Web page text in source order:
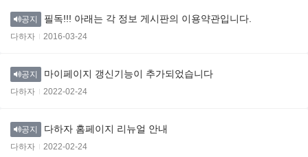
공지 필독!!! 아래는 각 정보 게시판의 이용약관입니다.
다하자 2016-03-24
공지 마이페이지 갱신기능이 추가되었습니다
다하자 2022-02-24
공지 다하자 홈페이지 리뉴얼 안내
다하자 2022-02-24